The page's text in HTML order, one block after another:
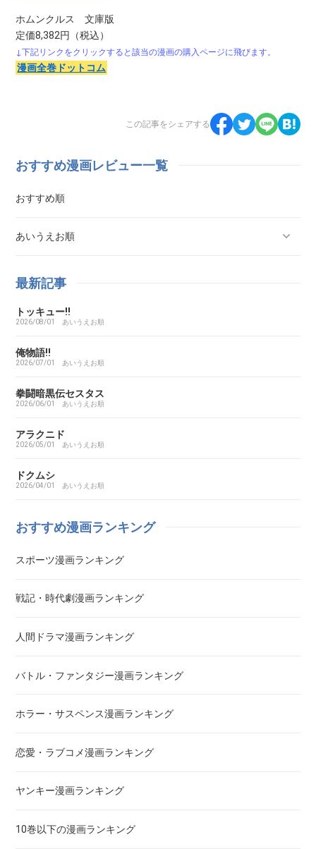
ホムンクルス 文庫版
定価8,382円（税込）
↓下記リンクをクリックすると該当の漫画の購入ページに飛びます。
漫画全巻ドットコム
この記事をシェアする
おすすめ漫画レビュー一覧
おすすめ順
あいうえお順
ああ探偵事務所
ARMS（アームズ）
あいこら
アイシールド21
I’S（アイズ）
最新記事
トッキュー!!
2026/08/01 あいうえお順
俺物語!!
2026/07/01 あいうえお順
拳闘暗黒伝セスタス
2026/06/01 あいうえお順
アラクニド
2026/05/01 あいうえお順
ドクムシ
2026/04/01 あいうえお順
おすすめ漫画ランキング
スポーツ漫画ランキング
戦記・時代劇漫画ランキング
人間ドラマ漫画ランキング
バトル・ファンタジー漫画ランキング
ホラー・サスペンス漫画ランキング
恋愛・ラブコメ漫画ランキング
ヤンキー漫画ランキング
10巻以下の漫画ランキング